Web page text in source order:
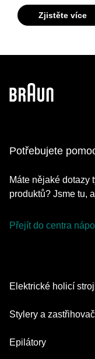
Zjistěte více
Potřebujete
Máte nějaké dotazy
produktů? Jsme tu,
Přejít do centra
Elektrické holicí
Series 9 Pro
Stylery a
Zastřihovače vousů
Epilátory